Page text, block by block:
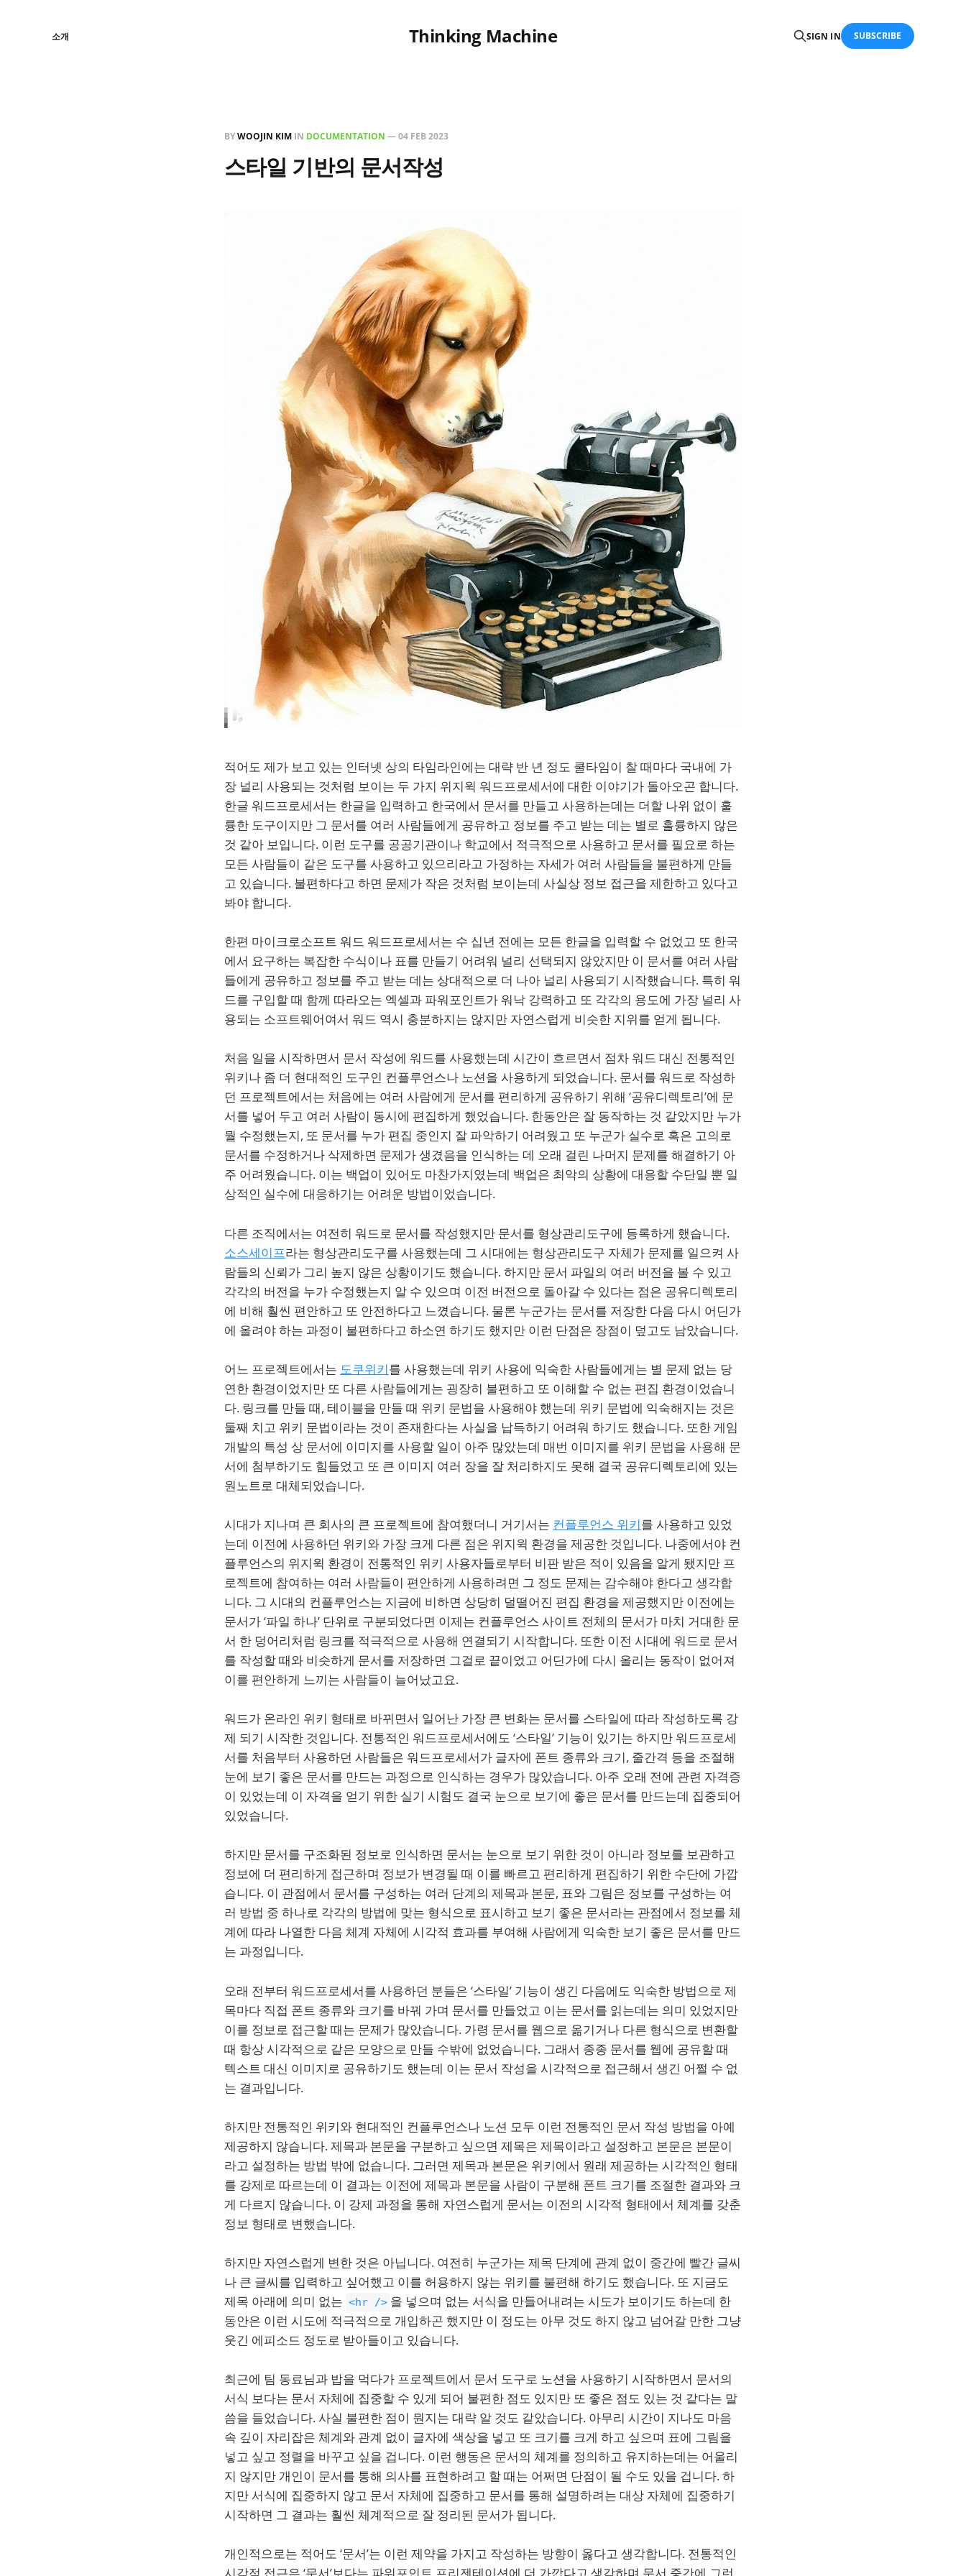
Thinking Machine
소개 SIGN IN SUBSCRIBE
BYWOOJIN KIM IN DOCUMENTATION —04 FEB 2023
스타일 기반의 문서작성
적어도 제가 보고 있는 인터넷 상의 타임라인에는 대략 반 년 정도 쿨타임이 찰 때마다 국내에 가
장 널리 사용되는 것처럼 보이는 두 가지 위지윅 워드프로세서에 대한 이야기가 돌아오곤 합니다.
한글 워드프로세서는 한글을 입력하고 한국에서 문서를 만들고 사용하는데는 더할 나위 없이 훌
륭한 도구이지만 그 문서를 여러 사람들에게 공유하고 정보를 주고 받는 데는 별로 훌륭하지 않은
것 같아 보입니다. 이런 도구를 공공기관이나 학교에서 적극적으로 사용하고 문서를 필요로 하는
모든 사람들이 같은 도구를 사용하고 있으리라고 가정하는 자세가 여러 사람들을 불편하게 만들
고 있습니다. 불편하다고 하면 문제가 작은 것처럼 보이는데 사실상 정보 접근을 제한하고 있다고
봐야 합니다.
한편 마이크로소프트 워드 워드프로세서는 수 십년 전에는 모든 한글을 입력할 수 없었고 또 한국
에서 요구하는 복잡한 수식이나 표를 만들기 어려워 널리 선택되지 않았지만 이 문서를 여러 사람
들에게 공유하고 정보를 주고 받는 데는 상대적으로 더 나아 널리 사용되기 시작했습니다. 특히 워
드를 구입할 때 함께 따라오는 엑셀과 파워포인트가 워낙 강력하고 또 각각의 용도에 가장 널리 사
용되는 소프트웨어여서 워드 역시 충분하지는 않지만 자연스럽게 비슷한 지위를 얻게 됩니다.
처음 일을 시작하면서 문서 작성에 워드를 사용했는데 시간이 흐르면서 점차 워드 대신 전통적인
위키나 좀 더 현대적인 도구인 컨플루언스나 노션을 사용하게 되었습니다. 문서를 워드로 작성하
던 프로젝트에서는 처음에는 여러 사람에게 문서를 편리하게 공유하기 위해 ‘공유디렉토리’에 문
서를 넣어 두고 여러 사람이 동시에 편집하게 했었습니다. 한동안은 잘 동작하는 것 같았지만 누가
뭘 수정했는지, 또 문서를 누가 편집 중인지 잘 파악하기 어려웠고 또 누군가 실수로 혹은 고의로
문서를 수정하거나 삭제하면 문제가 생겼음을 인식하는 데 오래 걸린 나머지 문제를 해결하기 아
주 어려웠습니다. 이는 백업이 있어도 마찬가지였는데 백업은 최악의 상황에 대응할 수단일 뿐 일
상적인 실수에 대응하기는 어려운 방법이었습니다.
다른 조직에서는 여전히 워드로 문서를 작성했지만 문서를 형상관리도구에 등록하게 했습니다.
소스세이프라는 형상관리도구를 사용했는데 그 시대에는 형상관리도구 자체가 문제를 일으켜 사
람들의 신뢰가 그리 높지 않은 상황이기도 했습니다. 하지만 문서 파일의 여러 버전을 볼 수 있고
각각의 버전을 누가 수정했는지 알 수 있으며 이전 버전으로 돌아갈 수 있다는 점은 공유디렉토리
에 비해 훨씬 편안하고 또 안전하다고 느꼈습니다. 물론 누군가는 문서를 저장한 다음 다시 어딘가
에 올려야 하는 과정이 불편하다고 하소연 하기도 했지만 이런 단점은 장점이 덮고도 남았습니다.
어느 프로젝트에서는 도쿠위키를 사용했는데 위키 사용에 익숙한 사람들에게는 별 문제 없는 당
연한 환경이었지만 또 다른 사람들에게는 굉장히 불편하고 또 이해할 수 없는 편집 환경이었습니
다. 링크를 만들 때, 테이블을 만들 때 위키 문법을 사용해야 했는데 위키 문법에 익숙해지는 것은
둘째 치고 위키 문법이라는 것이 존재한다는 사실을 납득하기 어려워 하기도 했습니다. 또한 게임
개발의 특성 상 문서에 이미지를 사용할 일이 아주 많았는데 매번 이미지를 위키 문법을 사용해 문
서에 첨부하기도 힘들었고 또 큰 이미지 여러 장을 잘 처리하지도 못해 결국 공유디렉토리에 있는
원노트로 대체되었습니다.
시대가 지나며 큰 회사의 큰 프로젝트에 참여했더니 거기서는 컨플루언스 위키를 사용하고 있었
는데 이전에 사용하던 위키와 가장 크게 다른 점은 위지윅 환경을 제공한 것입니다. 나중에서야 컨
플루언스의 위지윅 환경이 전통적인 위키 사용자들로부터 비판 받은 적이 있음을 알게 됐지만 프
로젝트에 참여하는 여러 사람들이 편안하게 사용하려면 그 정도 문제는 감수해야 한다고 생각합
니다. 그 시대의 컨플루언스는 지금에 비하면 상당히 덜떨어진 편집 환경을 제공했지만 이전에는
문서가 ‘파일 하나’ 단위로 구분되었다면 이제는 컨플루언스 사이트 전체의 문서가 마치 거대한 문
서 한 덩어리처럼 링크를 적극적으로 사용해 연결되기 시작합니다. 또한 이전 시대에 워드로 문서
를 작성할 때와 비슷하게 문서를 저장하면 그걸로 끝이었고 어딘가에 다시 올리는 동작이 없어져
이를 편안하게 느끼는 사람들이 늘어났고요.
워드가 온라인 위키 형태로 바뀌면서 일어난 가장 큰 변화는 문서를 스타일에 따라 작성하도록 강
제 되기 시작한 것입니다. 전통적인 워드프로세서에도 ‘스타일’ 기능이 있기는 하지만 워드프로세
서를 처음부터 사용하던 사람들은 워드프로세서가 글자에 폰트 종류와 크기, 줄간격 등을 조절해
눈에 보기 좋은 문서를 만드는 과정으로 인식하는 경우가 많았습니다. 아주 오래 전에 관련 자격증
이 있었는데 이 자격을 얻기 위한 실기 시험도 결국 눈으로 보기에 좋은 문서를 만드는데 집중되어
있었습니다.
하지만 문서를 구조화된 정보로 인식하면 문서는 눈으로 보기 위한 것이 아니라 정보를 보관하고
정보에 더 편리하게 접근하며 정보가 변경될 때 이를 빠르고 편리하게 편집하기 위한 수단에 가깝
습니다. 이 관점에서 문서를 구성하는 여러 단계의 제목과 본문, 표와 그림은 정보를 구성하는 여
러 방법 중 하나로 각각의 방법에 맞는 형식으로 표시하고 보기 좋은 문서라는 관점에서 정보를 체
계에 따라 나열한 다음 체계 자체에 시각적 효과를 부여해 사람에게 익숙한 보기 좋은 문서를 만드
는 과정입니다.
오래 전부터 워드프로세서를 사용하던 분들은 ‘스타일’ 기능이 생긴 다음에도 익숙한 방법으로 제
목마다 직접 폰트 종류와 크기를 바꿔 가며 문서를 만들었고 이는 문서를 읽는데는 의미 있었지만
이를 정보로 접근할 때는 문제가 많았습니다. 가령 문서를 웹으로 옮기거나 다른 형식으로 변환할
때 항상 시각적으로 같은 모양으로 만들 수밖에 없었습니다. 그래서 종종 문서를 웹에 공유할 때
텍스트 대신 이미지로 공유하기도 했는데 이는 문서 작성을 시각적으로 접근해서 생긴 어쩔 수 없
는 결과입니다.
하지만 전통적인 위키와 현대적인 컨플루언스나 노션 모두 이런 전통적인 문서 작성 방법을 아예
제공하지 않습니다. 제목과 본문을 구분하고 싶으면 제목은 제목이라고 설정하고 본문은 본문이
라고 설정하는 방법 밖에 없습니다. 그러면 제목과 본문은 위키에서 원래 제공하는 시각적인 형태
를 강제로 따르는데 이 결과는 이전에 제목과 본문을 사람이 구분해 폰트 크기를 조절한 결과와 크
게 다르지 않습니다. 이 강제 과정을 통해 자연스럽게 문서는 이전의 시각적 형태에서 체계를 갖춘
정보 형태로 변했습니다.
하지만 자연스럽게 변한 것은 아닙니다. 여전히 누군가는 제목 단계에 관계 없이 중간에 빨간 글씨
나 큰 글씨를 입력하고 싶어했고 이를 허용하지 않는 위키를 불편해 하기도 했습니다. 또 지금도
제목 아래에 의미 없는 <hr /> 을 넣으며 없는 서식을 만들어내려는 시도가 보이기도 하는데 한
동안은 이런 시도에 적극적으로 개입하곤 했지만 이 정도는 아무 것도 하지 않고 넘어갈 만한 그냥
웃긴 에피소드 정도로 받아들이고 있습니다.
최근에 팀 동료님과 밥을 먹다가 프로젝트에서 문서 도구로 노션을 사용하기 시작하면서 문서의
서식 보다는 문서 자체에 집중할 수 있게 되어 불편한 점도 있지만 또 좋은 점도 있는 것 같다는 말
씀을 들었습니다. 사실 불편한 점이 뭔지는 대략 알 것도 같았습니다. 아무리 시간이 지나도 마음
속 깊이 자리잡은 체계와 관계 없이 글자에 색상을 넣고 또 크기를 크게 하고 싶으며 표에 그림을
넣고 싶고 정렬을 바꾸고 싶을 겁니다. 이런 행동은 문서의 체계를 정의하고 유지하는데는 어울리
지 않지만 개인이 문서를 통해 의사를 표현하려고 할 때는 어쩌면 단점이 될 수도 있을 겁니다. 하
지만 서식에 집중하지 않고 문서 자체에 집중하고 문서를 통해 설명하려는 대상 자체에 집중하기
시작하면 그 결과는 훨씬 체계적으로 잘 정리된 문서가 됩니다.
개인적으로는 적어도 ‘문서’는 이런 제약을 가지고 작성하는 방향이 옳다고 생각합니다. 전통적인